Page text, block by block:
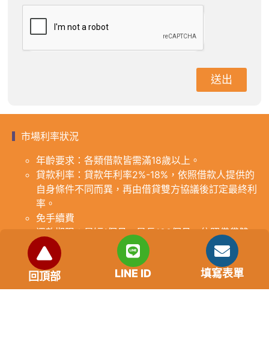
送出
市場利率狀況
年齡要求：各類借款皆需滿18歲以上。
貸款利率：貸款年利率2%-18%，依照借款人提供的
自身條件不同而異，再由借貸雙方協議後訂定最終利
率。
免手續費
還款期限：最短1個月，最長180個月，依照借貸雙
方協議而訂。
範例試算：小明急需現金10萬元，經多方比較利率
後選定金主，雙方簽定於36個月內須還清借款，年
利率12%計算，每月利息1000元，無須手續費。
回頂部 LINE ID 填寫表單